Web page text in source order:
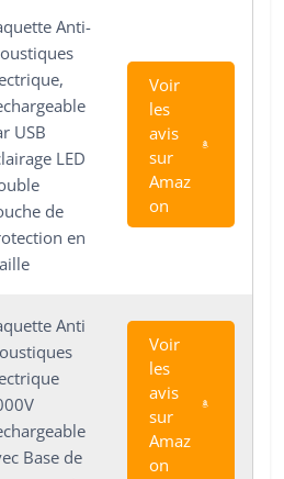
Anti-
USB
LED
de
en
Voir
les
avis
sur
Amaz
on
Anti
Base de
Voir
les
avis
sur
Amaz
on